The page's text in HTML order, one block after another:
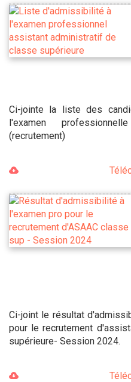
Ci-jointe la liste des
l'examen
(recrutement)
Ci-joint le résultat
pour le recrutement
supérieure- Session 2024.